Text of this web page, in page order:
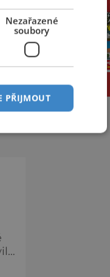
Nezařazené
soubory
PŘIJMOUT